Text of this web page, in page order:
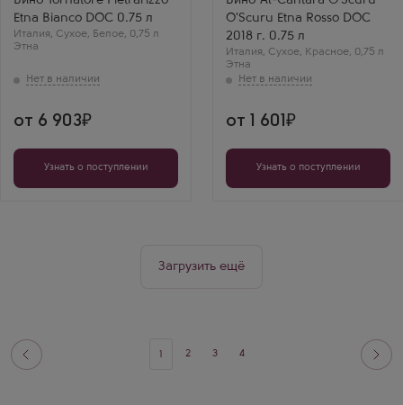
Etna Bianco DOC 0.75 л
Италия, Сухое, Белое, 0,75 л
Этна
Страна
Италия
Регион
Сицилия, Этна
от 6 903
Узнать о поступлении
O'Scuru Etna Rosso DOC
2018 г. 0.75 л
Италия, Сухое, Красное, 0,75 л
Этна
Страна
Италия
Регион
Сицилия, Этна
от 1 601
Узнать о поступлении
Загрузить ещё
2 3 4